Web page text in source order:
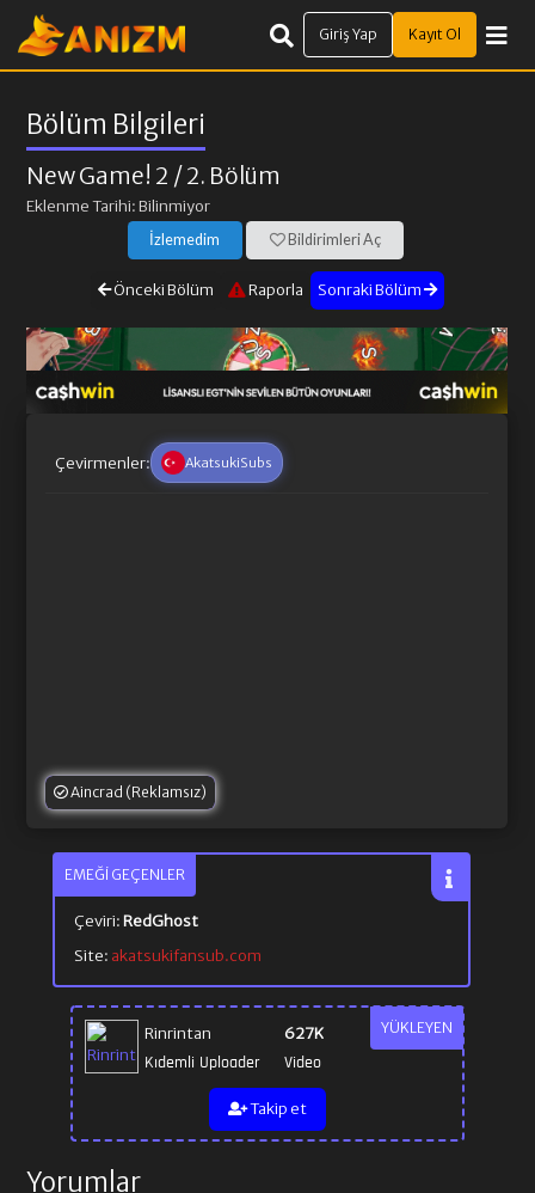
Giriş Yap Kayıt Ol
Bölüm Bilgileri
New Game! 2 / 2. Bölüm
Eklenme Tarihi: Bilinmiyor
İzlemedim Bildirimleri Aç
Önceki Bölüm Raporla Sonraki Bölüm
Çevirmenler: AkatsukiSubs
Aincrad (Reklamsız)
YÜKLEYEN
Rinrintan
Kıdemli Uploader
627K
Video
Takip et
EMEĞI GEÇENLER
Çeviri:RedGhost
Site: akatsukifansub.com
Yorumlar